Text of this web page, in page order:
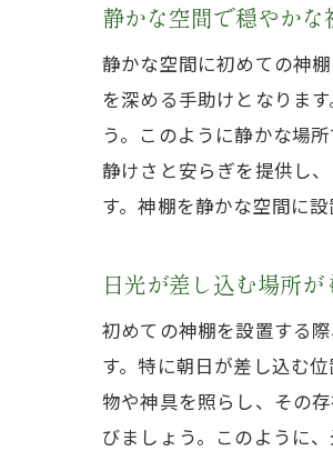
静かな空間で穏やか
静かな空間に初めての神
を深める手助けとなりま
う。このように静かな場
静けさと安らぎを提供し
す。神棚を静かな空間に
日光が差し込む場所
初めての神棚を設置する
す。特に朝日が差し込む
物や神具を照らし、その
びましょう。このように